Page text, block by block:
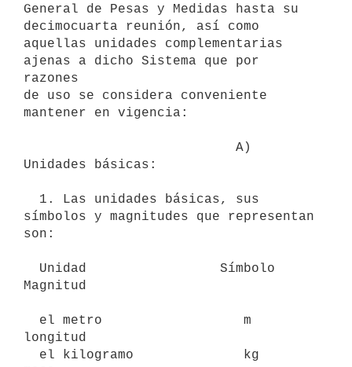
General de Pesas y Medidas hasta su
decimocuarta reunión, así como
aquellas unidades complementarias
ajenas a dicho Sistema que por
razones
de uso se considera conveniente
mantener en vigencia:
Unidades básicas:
símbolos y magnitudes que representan
son:
Magnitud
longitud